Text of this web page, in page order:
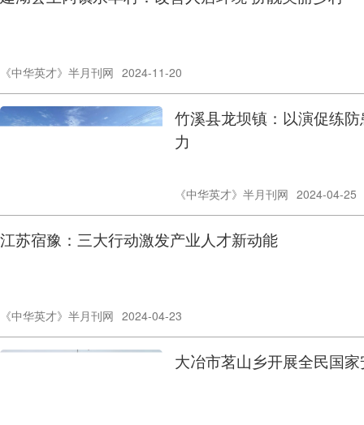
《中华英才》半月刊网 2024-11-20
竹溪县龙坝镇：以演促练
力
《中华英才》半月刊网 2024-04-25
江苏宿豫：三大行动激发产业人才新动能
《中华英才》半月刊网 2024-04-23
大冶市茗山乡开展全民国